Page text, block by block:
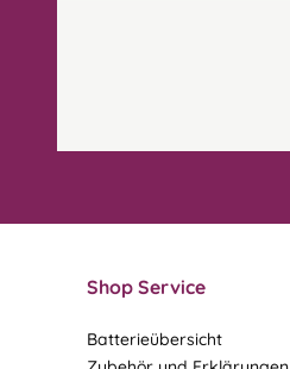
Shop Service
Batterieübersicht